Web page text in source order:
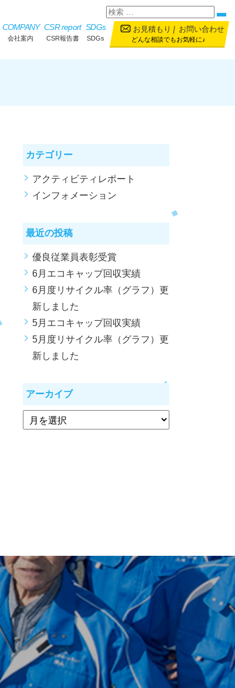
お見積もり ｜ お問い合わせ
どんな相談でもお気軽に♪
COMPANY
会社案内
CSR report
CSR報告書
SDGs
SDGs
カテゴリー
アクティビティレポート
インフォメーション
最近の投稿
優良従業員表彰受賞
6月エコキャップ回収実績
6月度リサイクル率（グラフ）更
新しました
5月エコキャップ回収実績
5月度リサイクル率（グラフ）更
新しました
アーカイブ